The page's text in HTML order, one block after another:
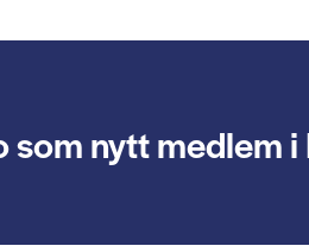
nytt medlem i